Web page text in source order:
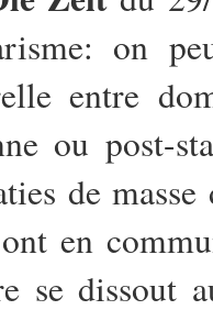
on
entre
ou post-
de
en
se dissout